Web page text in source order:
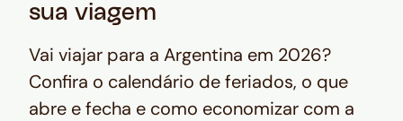
sua viagem
Vai viajar para a Argentina em 2026?
Confira o calendário de feriados, o que
abre e fecha e como economizar com a